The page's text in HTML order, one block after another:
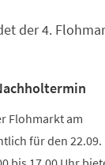
der 4.
Flohmarkt am
für den 22.09.